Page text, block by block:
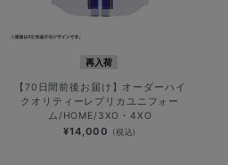
再入荷
【70日間前後お届け】オーダーハイ
クオリティーレプリカユニフォー
ム/HOME/3XO・4XO
¥14,000 (税込)